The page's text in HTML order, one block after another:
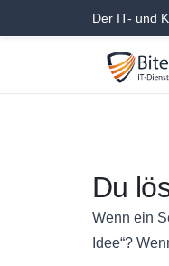
Der IT- und
Du
Wenn ein
Idee“?